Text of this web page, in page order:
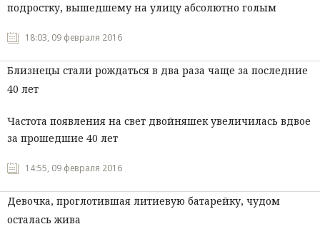
подростку, вышедшему на улицу абсолютно голым
18:03, 09 февраля 2016
Близнецы стали рождаться в два раза чаще за последние
40 лет
Частота появления на свет двойняшек увеличилась вдвое
за прошедшие 40 лет
14:55, 09 февраля 2016
Девочка, проглотившая литиевую батарейку, чудом
осталась жива